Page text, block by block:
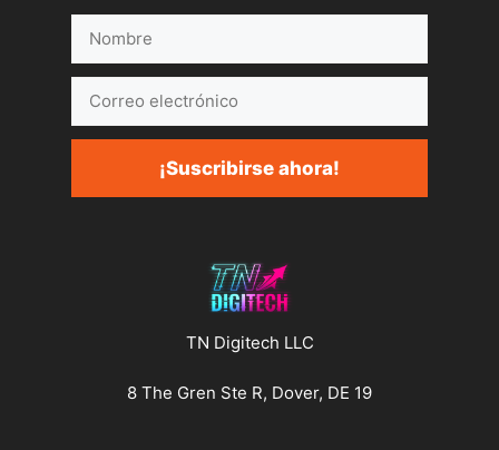
electrónico
¡Suscribirse ahora!
TN Digitech LLC
8 The Gren Ste R, Dover, DE 19